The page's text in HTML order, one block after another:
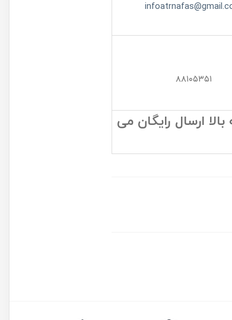
۸۸۱۰۵۳۵۱
ارسال رایگان می